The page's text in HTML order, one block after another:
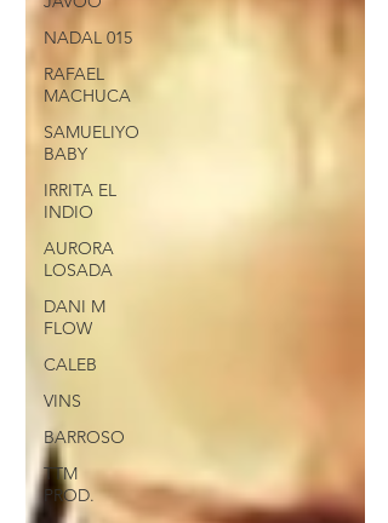
NADAL 015
RAFAEL
MACHUCA
SAMUELIYO
BABY
IRRITA EL
INDIO
AURORA
LOSADA
DANI M
FLOW
CALEB
VINS
BARROSO
TTM
PROD.